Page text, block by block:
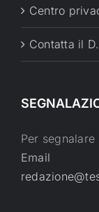
Centro
Contatta il
Per
Email